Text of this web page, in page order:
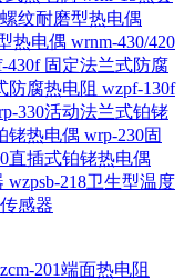
纹耐磨型热电偶
热电偶 wrnm-430/420
430f 固定法兰式防腐
防腐热电阻 wzpf-130f
330活动法兰式铂铑
铑热电偶 wrp-230固
直插式铂铑热电偶
wzpsb-218卫生型温度
感器
201端面热电阻